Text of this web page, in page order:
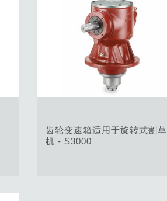
齿轮变速箱适用于旋转式割草
机 - S3000